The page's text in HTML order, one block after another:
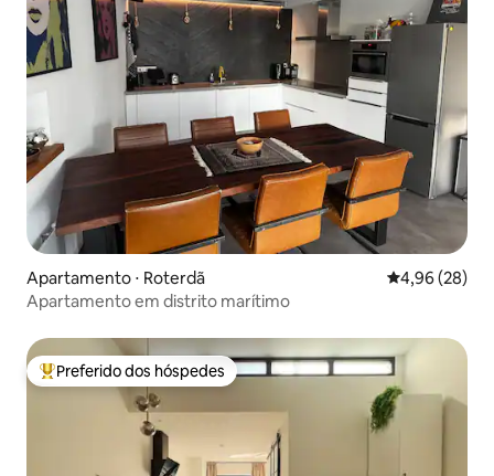
Apartamento ⋅ Roterdã 4,96 de uma
4,96 (28)
Apartamento em distrito marítimo
Entre os melhores preferidos dos hóspedes
Preferido dos hóspedes